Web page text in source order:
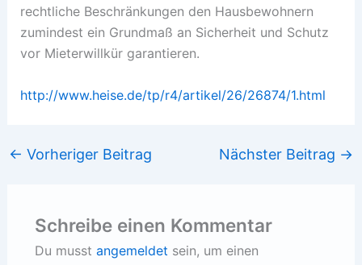
rechtliche Beschränkungen den Hausbewohnern
zumindest ein Grundmaß an Sicherheit und Schutz
vor Mieterwillkür garantieren.
http://www.heise.de/tp/r4/artikel/26/26874/1.html
← Vorheriger Beitrag Nächster Beitrag →
Schreibe einen Kommentar
Du musst angemeldet sein, um einen